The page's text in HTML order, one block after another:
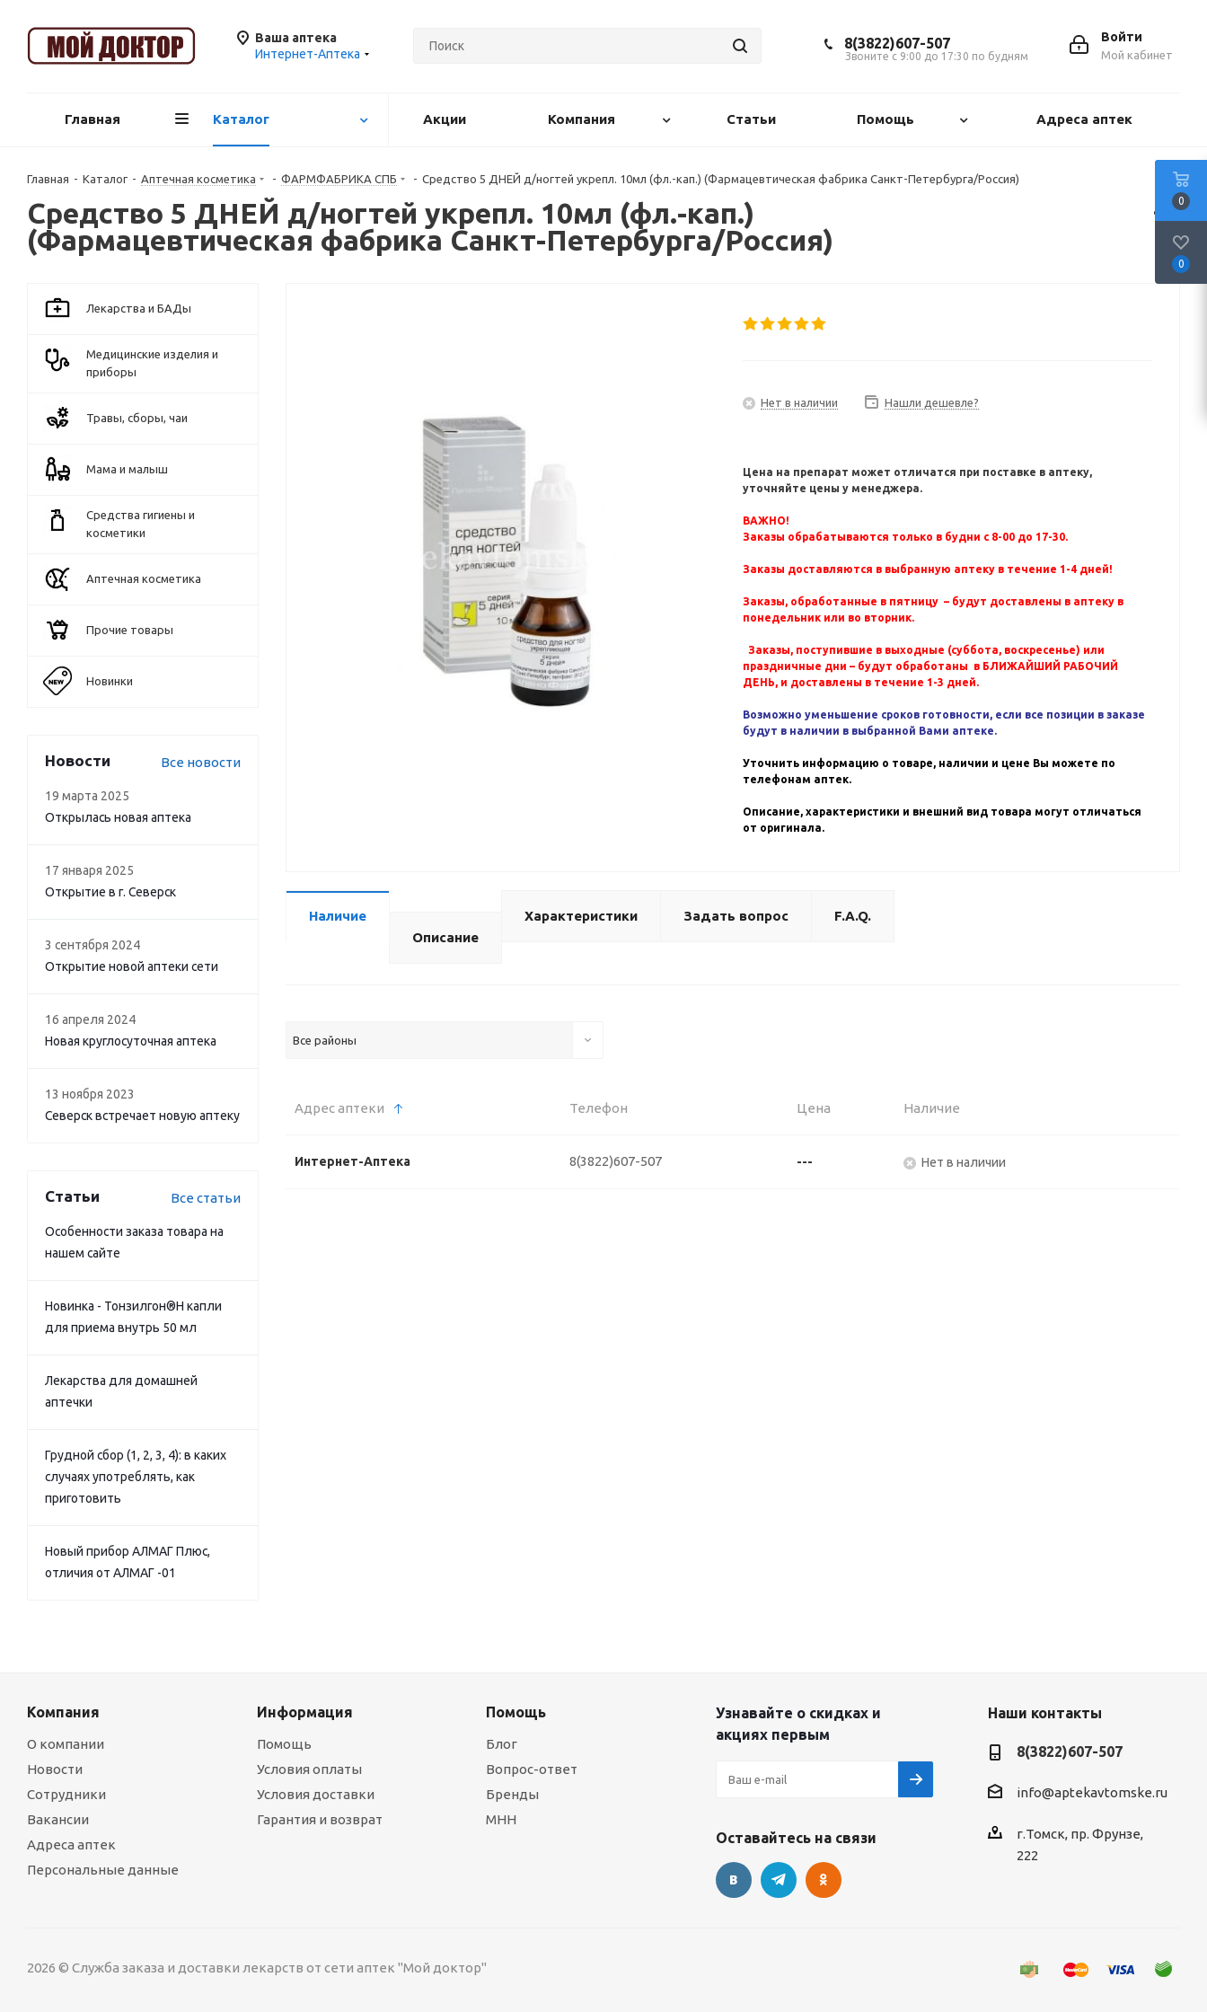
Ваша аптека
Интернет-Аптека
Войти
Мой кабинет
8(3822)607-507
Звоните с 9:00 до 17:30 по будням
Главная Каталог Акции Компания Статьи Помощь Адреса аптек
Главная - Каталог - Аптечная косметика - ФАРМФАБРИКА СПБ - Средство 5 ДНЕЙ д/ногтей укрепл. 10мл (фл.-кап.) (Фармацевтическая фабрика Санкт-Петербурга/Россия)
Средство 5 ДНЕЙ д/ногтей укрепл. 10мл (фл.-кап.)
(Фармацевтическая фабрика Санкт-Петербурга/Россия)
Нет в наличии Нашли дешевле?
Цена на препарат может отличатся при поставке в аптеку,
уточняйте цены у менеджера.
ВАЖНО!
Заказы обрабатываются только в будни с 8-00 до 17-30.
Заказы доставляются в выбранную аптеку в течение 1-4 дней!
Заказы, обработанные в пятницу – будут доставлены в аптеку в
понедельник или во вторник.
Заказы, поступившие в выходные (суббота, воскресенье) или
праздничные дни – будут обработаны в БЛИЖАЙШИЙ РАБОЧИЙ
ДЕНЬ, и доставлены в течение 1-3 дней.
Возможно уменьшение сроков готовности, если все позиции в заказе
будут в наличии в выбранной Вами аптеке.
Уточнить информацию о товаре, наличии и цене Вы можете по
телефонам аптек.
Описание, характеристики и внешний вид товара могут отличаться
от оригинала.
Наличие
Описание
Характеристики Задать вопрос F.A.Q.
Все районы
Адрес аптеки Телефон Цена Наличие
Интернет-Аптека 8(3822)607-507 --- Нет в наличии
Лекарства и БАДы
Медицинские изделия и
приборы
Травы, сборы, чаи
Мама и малыш
Средства гигиены и
косметики
Аптечная косметика
Прочие товары
Новинки
Новости Все новости
19 марта 2025
Открылась новая аптека
17 января 2025
Открытие в г. Северск
3 сентября 2024
Открытие новой аптеки сети
16 апреля 2024
Новая круглосуточная аптека
13 ноября 2023
Северск встречает новую аптеку
Статьи Все статьи
Особенности заказа товара на
нашем сайте
Новинка - Тонзилгон®Н капли
для приема внутрь 50 мл
Лекарства для домашней
аптечки
Грудной сбор (1, 2, 3, 4): в каких
случаях употреблять, как
приготовить
Новый прибор АЛМАГ Плюс,
отличия от АЛМАГ -01
Компания
О компании
Новости
Сотрудники
Вакансии
Адреса аптек
Персональные данные
Информация
Помощь
Условия оплаты
Условия доставки
Гарантия и возврат
Помощь
Блог
Вопрос-ответ
Бренды
МНН
Узнавайте о скидках и
акциях первым
Оставайтесь на связи
Наши контакты
8(3822)607-507
info@aptekavtomske.ru
г.Томск, пр. Фрунзе,
222
2026 © Служба заказа и доставки лекарств от сети аптек "Мой доктор"
0
0